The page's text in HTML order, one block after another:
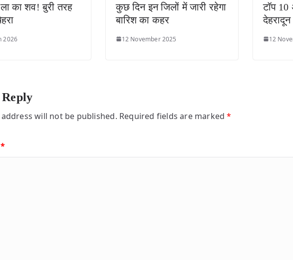
का शव! बुरी तरह
2026
कुछ दिन इन जिलों में जारी रहेगा
बारिश का कहर
12 November 2025
टॉप 10
12
Reply
will not be published. Required fields are marked*
*